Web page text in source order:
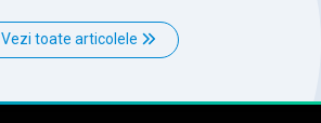
Vezi toate articolele